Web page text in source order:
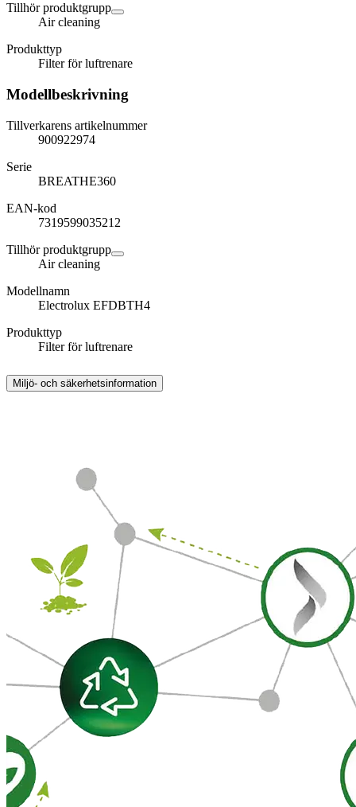
Tillhör produktgrupp
Air cleaning
Produkttyp
Filter för luftrenare
Modellbeskrivning
Tillverkarens artikelnummer
900922974
Serie
BREATHE360
EAN-kod
7319599035212
Tillhör produktgrupp
Air cleaning
Modellnamn
Electrolux EFDBTH4
Produkttyp
Filter för luftrenare
Miljö- och säkerhetsinformation